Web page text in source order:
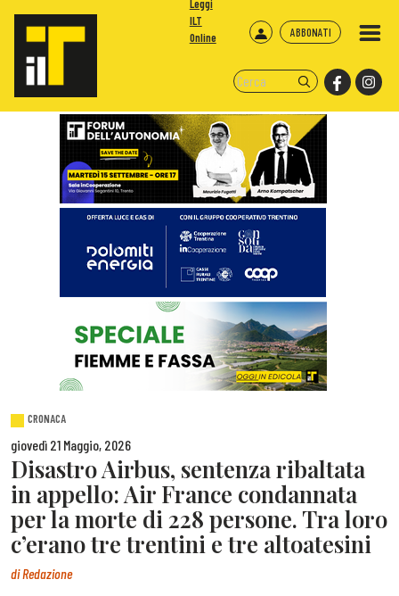
ABBONATI
Leggi
ILT
Online
CRONACA
giovedì 21 Maggio, 2026
Disastro Airbus, sentenza ribaltata
in appello: Air France condannata
per la morte di 228 persone. Tra loro
c’erano tre trentini e tre altoatesini
diRedazione